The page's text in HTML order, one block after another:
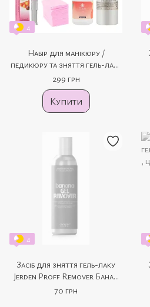
4
Набір для манікюру /
педикюру та зняття гель-лаку
№5 (8 продуктів)
299 грн
Купити
4
Засіб для зняття гель-лаку
Jerden Proff Remover Банан
150 мл
70 грн